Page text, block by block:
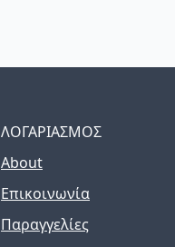
ΛΟΓΑΡΙΑΣΜΟΣ
About
Επικοινωνία
Παραγγελίες